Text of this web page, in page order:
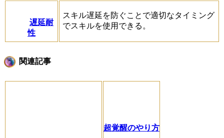
遅延耐
性
スキル遅延を防ぐことで適切なタイミング
でスキルを使用できる。
関連記事
超覚醒のやり方